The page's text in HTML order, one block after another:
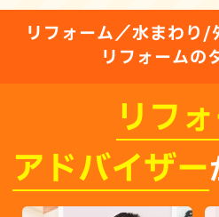
リフォーム／水まわり/
リフォームの
リフ
アドバイザー